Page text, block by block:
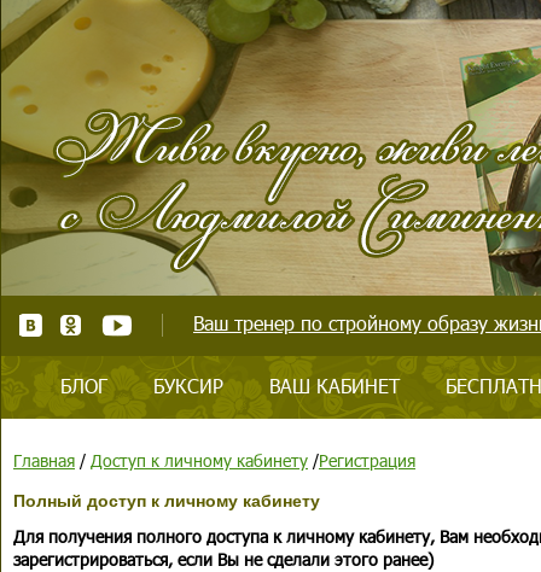
Ваш тренер по стройному образу
БЛОГ БУКСИР ВАШ КАБИНЕТ
Главная / Доступ к личному кабинету /Регистрация
Полный доступ к личному кабинету
Для получения полного доступа к личному кабинету, Вам
зарегистрироваться, если Вы не сделали этого ранее)